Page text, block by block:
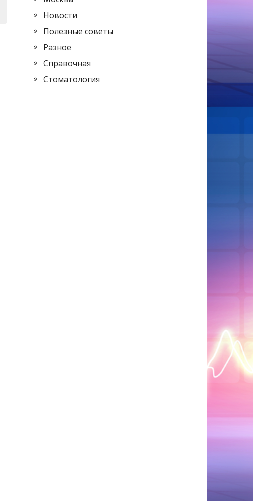
Новости
Полезные советы
Разное
Справочная
Стоматология